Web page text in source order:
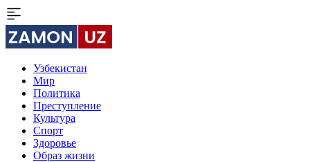
Узбекистан
Мир
Политика
Преступление
Культура
Спорт
Здоровье
Образ жизни